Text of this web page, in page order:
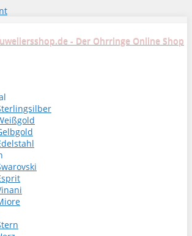
- Der Ohrringe Online Shop